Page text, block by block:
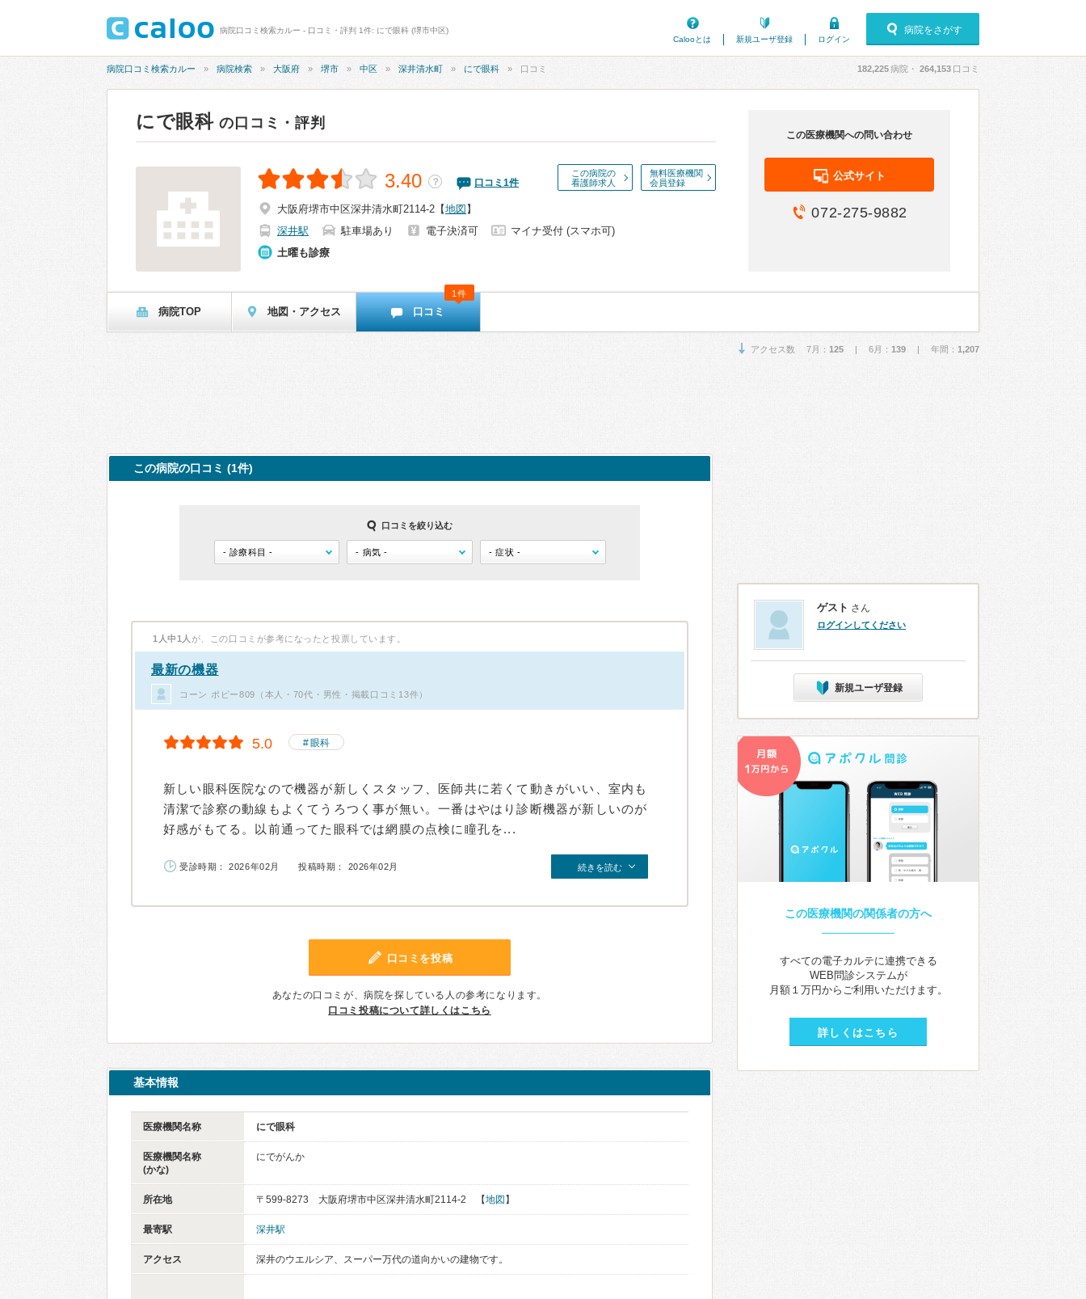
病院口コミ検索カルー - 口コミ・評判 1件: にで眼科 (堺市中区)
Calooとは
新規ユーザ登録 ログイン
病院をさがす
病院口コミ検索カルー 病院検索 大阪府 堺市 中区 深井清水町 にで眼科 口コミ 182,225病院・ 264,153 口コミ
にで眼科 の口コミ・評判
この病院の
看護師求人
無料医療機関
会員登録
3.40 ？ 口コミ 1件
大阪府堺市中区深井清水町2114-2 【地図 】
深井駅
駐車場あり 電子決済可
マイナ受付 (スマホ可)
土曜も診療
この医療機関への問い合わせ
公式サイト
072-275-9882
病院TOP 地図・アクセス 口コミ
1件
アクセス数 7月： 125 | 6月： 139 | 年間： 1,207
この病院の口コミ (1件)
口コミを絞り込む
1人中1人 が、この口コミが参考になったと投票しています。
最新の機器
コーン ポピー809（本人・70代・男性・掲載口コミ13件）
5.0 眼科
新しい眼科医院なので機器が新しくスタッフ、医師共に若くて動きがいい、室内も
清潔で診察の動線もよくてうろつく事が無い。一番はやはり診断機器が新しいのが
好感がもてる。以前通ってた眼科では網膜の点検に瞳孔を...
受診時期： 2026年02月 投稿時期： 2026年02月 続きを読む
口コミを投稿
あなたの口コミが、病院を探している人の参考になります。
口コミ投稿について詳しくはこちら
基本情報
医療機関名称 にで眼科
医療機関名称
(かな)
にでがんか
所在地 〒599-8273 大阪府堺市中区深井清水町2114-2 【地図 】
最寄駅 深井駅
アクセス 深井のウエルシア、スーパー万代の道向かいの建物です。
ゲスト さん
ログインしてください
新規ユーザ登録
この医療機関の関係者の方へ
すべての電子カルテに連携できる
WEB問診システムが
月額１万円からご利用いただけます。
詳しくはこちら